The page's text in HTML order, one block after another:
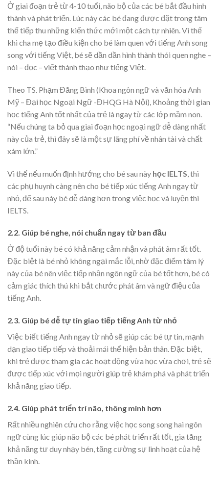
Ở giai đoạn trẻ từ 4-10 tuổi, não bộ của các bé bắt đầu hình
thành và phát triển. Lúc này các bé đang được đặt trong tâm
thế tiếp thu những kiến thức mới một cách tự nhiên. Vì thế
khi cha mẹ tạo điều kiện cho bé làm quen với tiếng Anh song
song với tiếng Việt, bé sẽ dần dần hình thành thói quen nghe –
nói – đọc – viết thành thạo như tiếng Việt.
Theo TS. Phạm Đăng Bình (Khoa ngôn ngữ và văn hóa Anh
Mỹ – Đại học Ngoại Ngữ -ĐHQG Hà Nội), Khoảng thời gian
học tiếng Anh tốt nhất của trẻ là ngay từ các lớp mầm non.
“Nếu chúng ta bỏ qua giai đoạn học ngoại ngữ dễ dàng nhất
này của trẻ, thì đây sẽ là một sự lãng phí về nhân tài và chất
xám lớn.”
Vì thế nếu muốn định hướng cho bé sau này học IELTS , thì
các phụ huynh càng nên cho bé tiếp xúc tiếng Anh ngay từ
nhỏ, để sau này bé dễ dàng hơn trong việc học và luyện thi
IELTS.
2.2. Giúp bé nghe, nói chuẩn ngay từ ban đầu
Ở độ tuổi này bé có khả năng cảm nhận và phát âm rất tốt.
Đặc biệt là bé nhỏ không ngại mắc lỗi, nhờ đặc điểm tâm lý
này của bé nên việc tiếp nhận ngôn ngữ của bé tốt hơn, bé có
cảm giác thích thú khi bắt chước phát âm và ngữ điệu của
tiếng Anh.
2.3. Giúp bé dễ tự tin giao tiếp tiếng Anh từ nhỏ
Việc biết tiếng Anh ngay từ nhỏ sẽ giúp các bé tự tin, mạnh
dạn giao tiếp tiếp và thoải mái thể hiện bản thân. Đặc biệt,
khi trẻ được tham gia các hoạt động vừa học vừa chơi, trẻ sẽ
được tiếp xúc với mọi người giúp trẻ khám phá và phát triển
khả năng giao tiếp.
2.4. Giúp phát triển trí não, thông minh hơn
Rất nhiều nghiên cứu cho rằng việc học song song hai ngôn
ngữ cùng lúc giúp não bộ các bé phát triển rất tốt, gia tăng
khả năng tư duy nhạy bén, tăng cường sự linh hoạt của hệ
thần kinh.